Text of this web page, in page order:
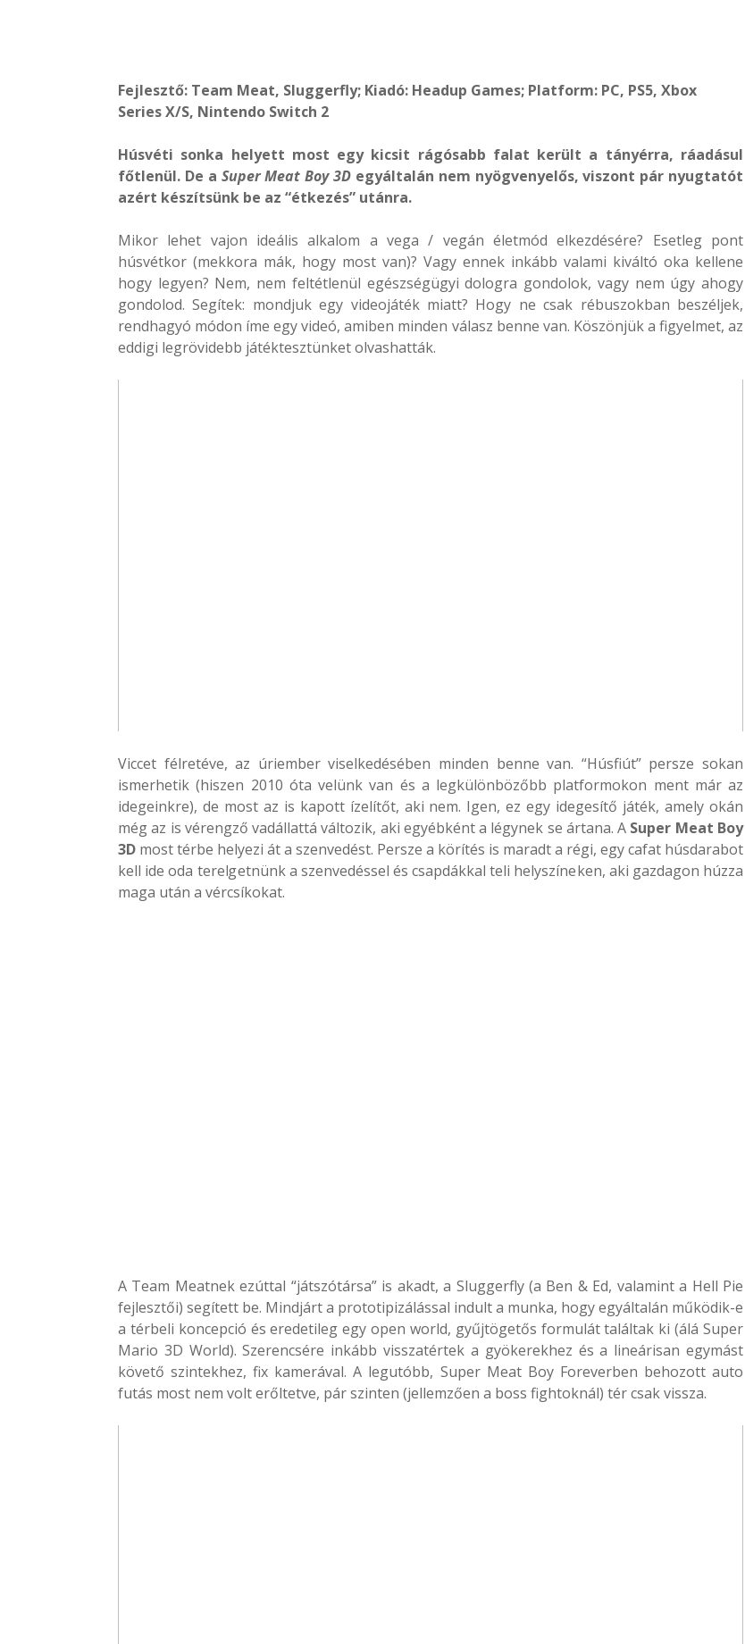
Fejlesztő: Team Meat, Sluggerfly; Kiadó: Headup Games; Platform: PC, PS5, Xbox
Series X/S, Nintendo Switch 2
Húsvéti sonka helyett most egy kicsit rágósabb falat került a tányérra, ráadásul
főtlenül. De a Super Meat Boy 3D egyáltalán nem nyögvenyelős, viszont pár nyugtatót
azért készítsünk be az “étkezés” utánra.
Mikor lehet vajon ideális alkalom a vega / vegán életmód elkezdésére? Esetleg pont
húsvétkor (mekkora mák, hogy most van)? Vagy ennek inkább valami kiváltó oka kellene
hogy legyen? Nem, nem feltétlenül egészségügyi dologra gondolok, vagy nem úgy ahogy
gondolod. Segítek: mondjuk egy videojáték miatt? Hogy ne csak rébuszokban beszéljek,
rendhagyó módon íme egy videó, amiben minden válasz benne van. Köszönjük a figyelmet, az
eddigi legrövidebb játéktesztünket olvashatták.
Viccet félretéve, az úriember viselkedésében minden benne van. “Húsfiút” persze sokan
ismerhetik (hiszen 2010 óta velünk van és a legkülönbözőbb platformokon ment már az
idegeinkre), de most az is kapott ízelítőt, aki nem. Igen, ez egy idegesítő játék, amely okán
még az is vérengző vadállattá változik, aki egyébként a légynek se ártana. A Super Meat Boy
3D most térbe helyezi át a szenvedést. Persze a körítés is maradt a régi, egy cafat húsdarabot
kell ide oda terelgetnünk a szenvedéssel és csapdákkal teli helyszíneken, aki gazdagon húzza
maga után a vércsíkokat.
A Team Meatnek ezúttal “játszótársa” is akadt, a Sluggerfly (a Ben & Ed, valamint a Hell Pie
fejlesztői) segített be. Mindjárt a prototipizálással indult a munka, hogy egyáltalán működik-e
a térbeli koncepció és eredetileg egy open world, gyűjtögetős formulát találtak ki (álá Super
Mario 3D World). Szerencsére inkább visszatértek a gyökerekhez és a lineárisan egymást
követő szintekhez, fix kamerával. A legutóbb, Super Meat Boy Foreverben behozott auto
futás most nem volt erőltetve, pár szinten (jellemzően a boss fightoknál) tér csak vissza.